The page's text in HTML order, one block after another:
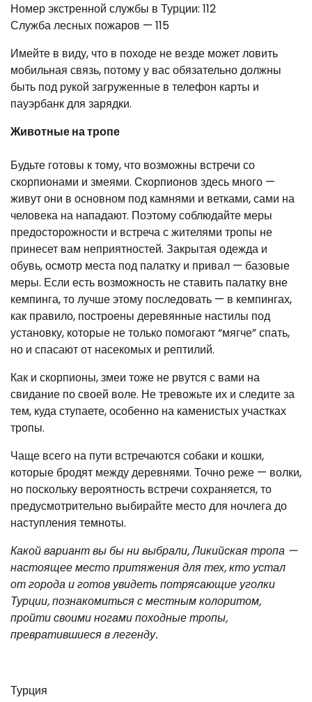
Номер экстренной службы в Турции: 112
Служба лесных пожаров — 115
Имейте в виду, что в походе не везде может ловить
мобильная связь, потому у вас обязательно должны
быть под рукой загруженные в телефон карты и
пауэрбанк для зарядки.
Животные на тропе
Будьте готовы к тому, что возможны встречи со
скорпионами и змеями. Скорпионов здесь много —
живут они в основном под камнями и ветками, сами на
человека на нападают. Поэтому соблюдайте меры
предосторожности и встреча с жителями тропы не
принесет вам неприятностей. Закрытая одежда и
обувь, осмотр места под палатку и привал — базовые
меры. Если есть возможность не ставить палатку вне
кемпинга, то лучше этому последовать — в кемпингах,
как правило, построены деревянные настилы под
установку, которые не только помогают “мягче” спать,
но и спасают от насекомых и рептилий.
Как и скорпионы, змеи тоже не рвутся с вами на
свидание по своей воле. Не тревожьте их и следите за
тем, куда ступаете, особенно на каменистых участках
тропы.
Чаще всего на пути встречаются собаки и кошки,
которые бродят между деревнями. Точно реже — волки,
но поскольку вероятность встречи сохраняется, то
предусмотрительно выбирайте место для ночлега до
наступления темноты.
Какой вариант вы бы ни выбрали, Ликийская тропа —
настоящее место притяжения для тех, кто устал
от города и готов увидеть потрясающие уголки
Турции, познакомиться с местным колоритом,
пройти своими ногами походные тропы,
превратившиеся в легенду.
Турция